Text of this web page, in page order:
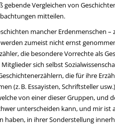
gebende Vergleichen von
mitteilen.
mancher Erdenmenschen –
zumeist nicht ernst
die besondere Vorrechte als
sich selbst
die für ihre
(z. B. Essayisten, Schriftsteller
von einer dieser Gruppen, und
unterscheiden kann, und mir ist
haben, in ihrer Sonderstellung